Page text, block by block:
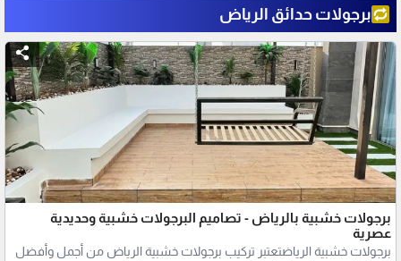
برجولات حدائق الرياض
برجولات خشبية بالرياض - تصاميم البرجولات خشبية وحديدية
عصرية
برجولات خشبية الرياضتعتبر تركيب برجولات خشبية الرياض من أجمل وأفضل